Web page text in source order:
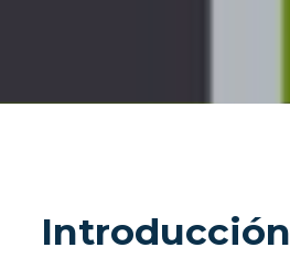
Introducción